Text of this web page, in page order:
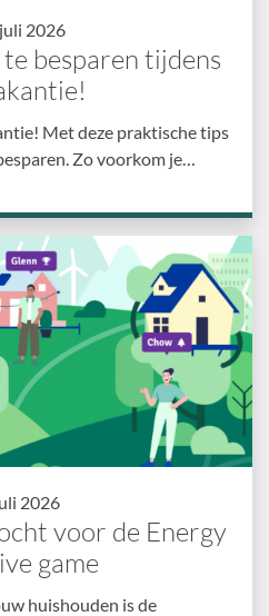
2026
besparen tijdens
Met deze praktische tips
Zo voorkom je…
2026
voor de Energy
game
huishouden is de